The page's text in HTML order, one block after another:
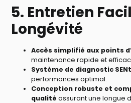
5. Entretien
Longévité
Accès simplifié aux points
maintenance rapide et
Système de diagnostic
performances optimal.
Conception robuste et
qualité assurant une longue